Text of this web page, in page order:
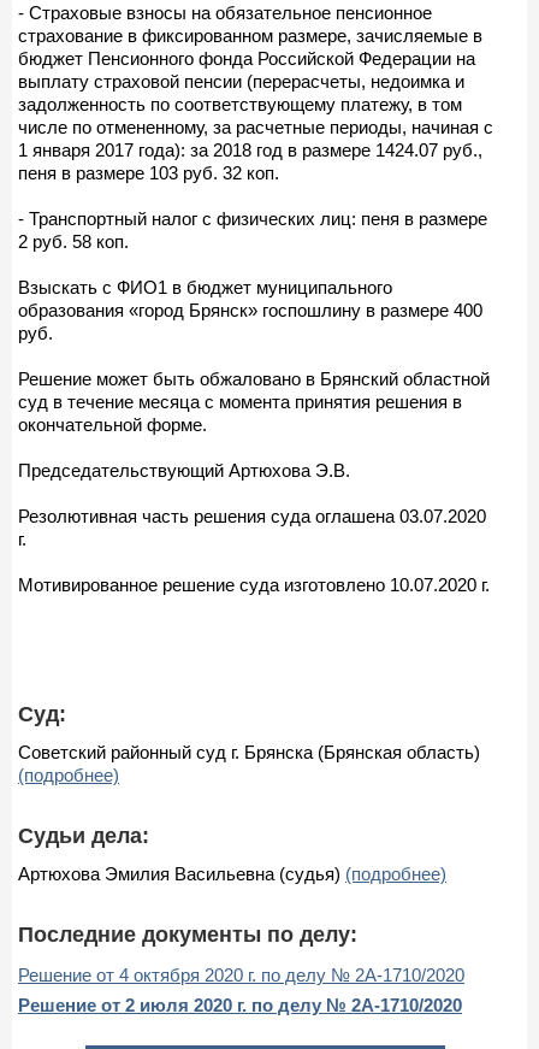
- Страховые взносы на обязательное пенсионное
страхование в фиксированном размере, зачисляемые в
бюджет Пенсионного фонда Российской Федерации на
выплату страховой пенсии (перерасчеты, недоимка и
задолженность по соответствующему платежу, в том
числе по отмененному, за расчетные периоды, начиная с
1 января 2017 года): за 2018 год в размере 1424.07 руб.,
пеня в размере 103 руб. 32 коп.
- Транспортный налог с физических лиц: пеня в размере
2 руб. 58 коп.
Взыскать с ФИО1 в бюджет муниципального
образования «город Брянск» госпошлину в размере 400
руб.
Решение может быть обжаловано в Брянский областной
суд в течение месяца с момента принятия решения в
окончательной форме.
Председательствующий Артюхова Э.В.
Резолютивная часть решения суда оглашена 03.07.2020
г.
Мотивированное решение суда изготовлено 10.07.2020 г.
Суд:
Советский районный суд г. Брянска (Брянская область)
(подробнее)
Судьи дела:
Артюхова Эмилия Васильевна (судья) (подробнее)
Последние документы по делу:
Решение от 4 октября 2020 г. по делу № 2А-1710/2020
Решение от 2 июля 2020 г. по делу № 2А-1710/2020